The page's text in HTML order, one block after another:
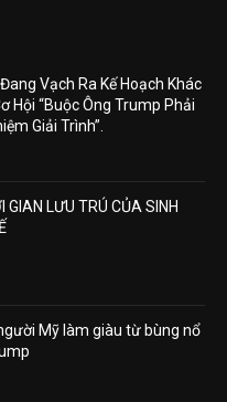
Vạch Ra Kế Hoạch Khác
Hội “Buộc Ông Trump Phải
Giải Trình”.
GIAN LƯU TRÚ CỦA SINH
Mỹ làm giàu từ bùng nổ